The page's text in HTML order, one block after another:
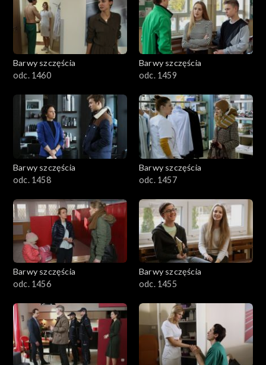
Barwy szczęścia
odc. 1460
Barwy szczęścia
odc. 1459
Barwy szczęścia
odc. 1458
Barwy szczęścia
odc. 1457
Barwy szczęścia
odc. 1456
Barwy szczęścia
odc. 1455